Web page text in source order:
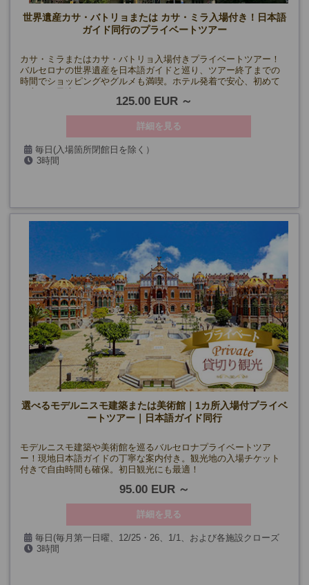
世界遺産カサ・バトリョまたは カサ・ミラ入場付き！日本語
ガイド同行のプライベートツアー
カサ・ミラまたはカサ・バトリョ入場付きプライベートツアー！
バルセロナの世界遺産を日本語ガイドと巡り、ツアー終了までの
時間でショッピングやグルメも満喫。ホテル発着で安心、初めて
125.00 EUR
詳細を見る
毎日(入場箇所閉館日を除く）
3時間
選べるモデルニスモ建築または美術館｜1カ所入場付プライベ
ートツアー｜日本語ガイド同行
モデルニスモ建築や美術館を巡るバルセロナプライベートツア
ー！現地日本語ガイドの丁寧な案内付き。観光地の入場チケット
付きで自由時間も確保。初日観光にも最適！
95.00 EUR
詳細を見る
毎日(毎月第一日曜、12/25・26、1/1、および各施設クローズ
日を除く
3時間